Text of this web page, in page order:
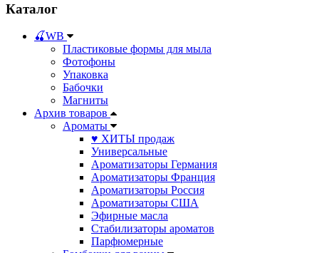
Каталог
🍒WB
Пластиковые формы для мыла
Фотофоны
Упаковка
Бабочки
Магниты
Архив товаров
Ароматы
♥ ХИТЫ продаж
Универсальные
Ароматизаторы Германия
Ароматизаторы Франция
Ароматизаторы Россия
Ароматизаторы США
Эфирные масла
Стабилизаторы ароматов
Парфюмерные